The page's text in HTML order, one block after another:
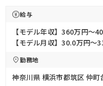
給与
【モデル年収】360万円〜
【モデル月収】30.0万円〜
勤務地
神奈川県 横浜市都筑区 仲